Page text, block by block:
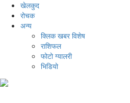
खेलकुद
रोचक
अन्य
क्लिक खबर विशेष
राशिफल
फोटो ग्यालरी
भिडियो